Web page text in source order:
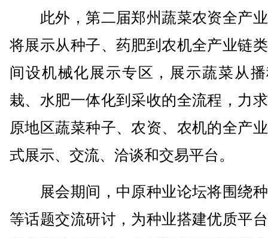
此外，第二届郑州蔬菜农资全产
将展示从种子、药肥到农机全产业链
间设机械化展示专区，展示蔬菜从
栽、水肥一体化到采收的全流程，力
原地区蔬菜种子、农资、农机的全产
式展示、交流、洽谈和交易平台。
展会期间，中原种业论坛将围绕
等话题交流研讨，为种业搭建优质平